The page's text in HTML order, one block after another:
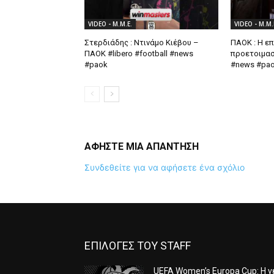
VIDEO - Μ.Μ.Ε.
Στερδιάδης : Ντινάμο Κιέβου –
ΠΑΟΚ #libero #football #news
#paok
VIDEO -
ΠΑΟΚ : Η
#news
ΑΦΗΣΤΕ ΜΙΑ ΑΠΑΝΤΗΣΗ
Συνδεθείτε για να αφήσετε ένα σχόλιο
ΕΠΙΛΟΓΕΣ ΤΟΥ STAFF
UEFA Women’s Europa Cup: Η